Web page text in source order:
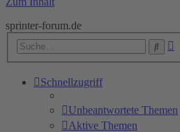
sprinter-forum.de
Suche
Schnellzugriff
Unbeantwortete Themen
Aktive Themen